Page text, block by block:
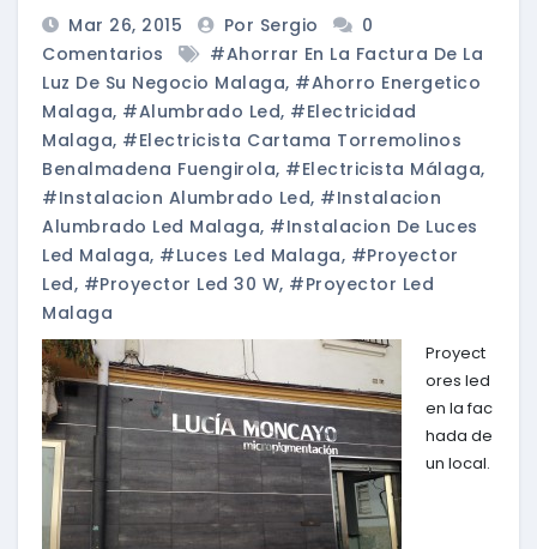
Mar 26, 2015 Por Sergio
0
Comentarios
#ahorrar En La Factura De La
Luz De Su Negocio Malaga, #ahorro Energetico
Malaga, #alumbrado Led, #electricidad
Malaga, #electricista Cartama Torremolinos
Benalmadena Fuengirola, #electricista Málaga,
#instalacion Alumbrado Led, #instalacion
Alumbrado Led Malaga, #instalacion De Luces
Led Malaga, #luces Led Malaga, #proyector
Led, #proyector Led 30 W, #proyector Led
Malaga
Proyect
ores led
en la fac
hada de
un local.